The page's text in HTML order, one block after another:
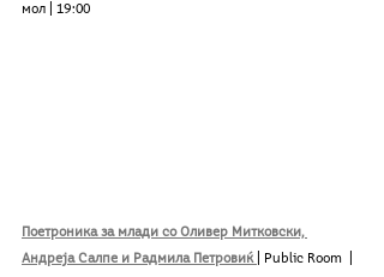
мол | 19:00
Поетроника за млади со Оливер Митковски,
Андреја Салпе и Радмила Петровиќ
| Public Room  |